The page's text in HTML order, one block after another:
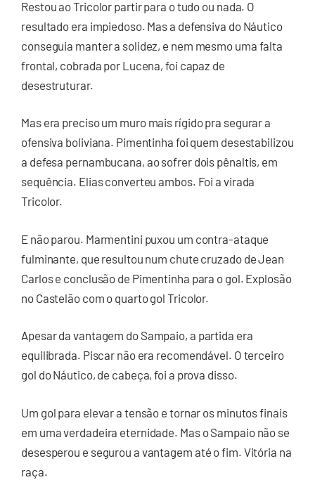
Restou ao Tricolor partir para o tudo ou nada. O
resultado era impiedoso. Mas a defensiva do Náutico
conseguia manter a solidez, e nem mesmo uma falta
frontal, cobrada por Lucena, foi capaz de
desestruturar.
Mas era preciso um muro mais rígido pra segurar a
ofensiva boliviana. Pimentinha foi quem desestabilizou
a defesa pernambucana, ao sofrer dois pênaltis, em
sequência. Elias converteu ambos. Foi a virada
Tricolor.
E não parou. Marmentini puxou um contra-ataque
fulminante, que resultou num chute cruzado de Jean
Carlos e conclusão de Pimentinha para o gol. Explosão
no Castelão com o quarto gol Tricolor.
Apesar da vantagem do Sampaio, a partida era
equilibrada. Piscar não era recomendável. O terceiro
gol do Náutico, de cabeça, foi a prova disso.
Um gol para elevar a tensão e tornar os minutos finais
em uma verdadeira eternidade. Mas o Sampaio não se
desesperou e segurou a vantagem até o fim. Vitória na
raça.